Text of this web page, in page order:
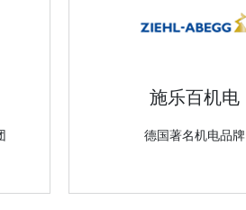
施乐百机电
德国著名机电品牌